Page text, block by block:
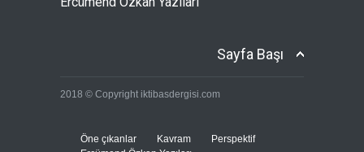
planını, İsrail reddetti
Sayfa Başı
2018 © Copyright iktibasdergisi.com
Öne çıkanlar Kavram
Perspektif